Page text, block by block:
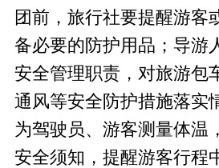
团前，旅行社要提醒游客
备必要的防护用品；导游
安全管理职责，对旅游包
通风等安全防护措施落实
为驾驶员、游客测量体温
安全须知，提醒游客行程